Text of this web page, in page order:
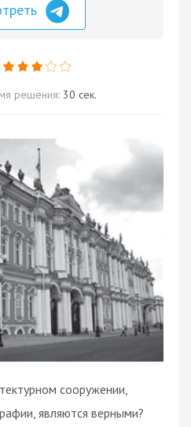
решения: 30 сек.
сооружении,
являются верными?